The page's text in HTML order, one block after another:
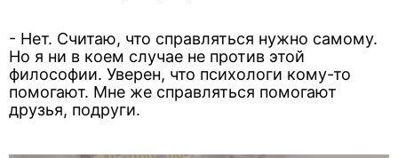
- Нет. Считаю, что справляться нужно самому.
Но я ни в коем случае не против этой
философии. Уверен, что психологи кому-то
помогают. Мне же справляться помогают
друзья, подруги.